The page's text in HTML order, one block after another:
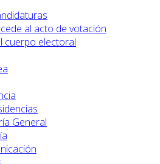
al acto de votación
cuerpo electoral
General